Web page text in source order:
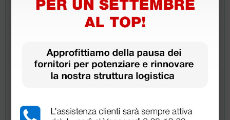
Chiedi a un collega
Hai ancora qualche dubbio? Vuoi ulteriori
Invia ora la tua domanda ai colleghi che hanno già
acquistato questo prodotto.